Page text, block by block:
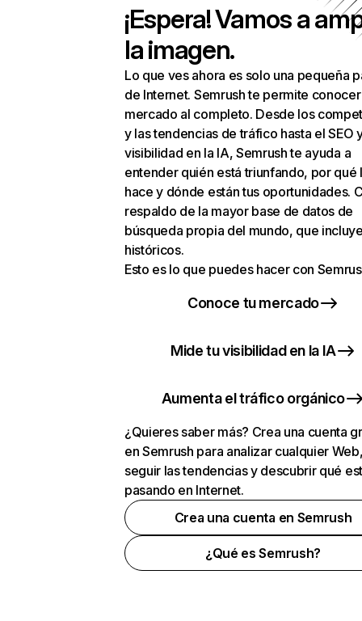
¡Espera! Vamos a
la imagen.
Lo que ves ahora es solo una pequeña
de Internet. Semrush te permite
mercado al completo. Desde los
y las tendencias de tráfico hasta el SEO
visibilidad en la IA, Semrush te ayuda a
entender quién está triunfando, por qué
hace y dónde están tus oportunidades.
respaldo de la mayor base de datos de
búsqueda propia del mundo, que
históricos.
Esto es lo que puedes hacer con
Conoce tu mercado
Mide tu visibilidad en la IA
Aumenta el tráfico orgánico
¿Quieres saber más? Crea una cuenta
en Semrush para analizar cualquier
seguir las tendencias y descubrir qué
pasando en Internet.
Crea una cuenta en Semrush
¿Qué es Semrush?